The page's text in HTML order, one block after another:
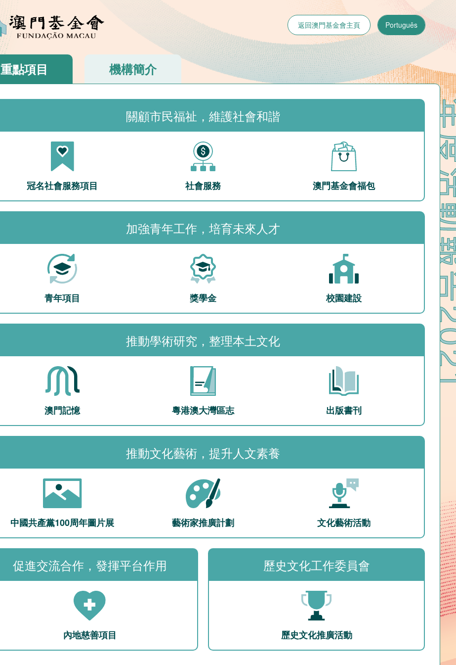
返回澳門基金會主頁 Português
重點項目 機構簡介
關顧市民福祉，維護社會和諧
冠名社會服務項目 社會服務 澳門基金會福包
加強青年工作，培育未來人才
青年項目 獎學金 校園建設
推動學術研究，整理本土文化
澳門記憶 粵港澳大灣區志 出版書刊
推動文化藝術，提升人文素養
中國共產黨100周年圖片展 藝術家推廣計劃 文化藝術活動
促進交流合作，發揮平台作用
內地慈善項目
歷史文化工作委員會
歷史文化推廣活動